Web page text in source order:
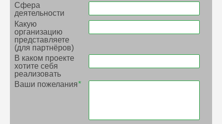
Сфера
деятельности
Какую
организацию
представляете
(для партнёров)
В каком проекте
хотите себя
реализовать
Ваши пожелания*